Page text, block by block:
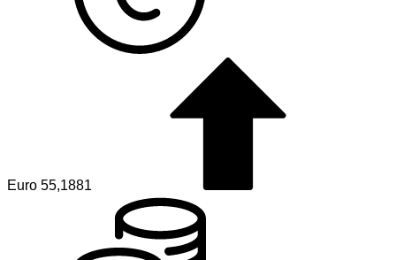
Euro 55,1881